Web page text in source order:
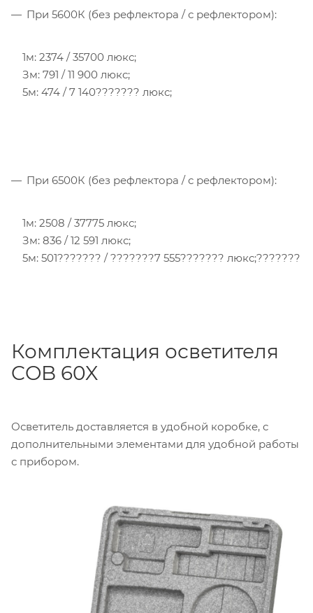
При 5600К (без рефлектора / с рефлектором):
1м: 2374 / 35700 люкс;
Зм: 791 / 11 900 люкс;
5м: 474 / 7 140??????? люкс;
При 6500К (без рефлектора / с рефлектором):
1м: 2508 / 37775 люкс;
Зм: 836 / 12 591 люкс;
5м: 501??????? / ???????7 555??????? люкс;???????
Комплектация осветителя
COB 60X
Осветитель доставляется в удобной коробке, с
дополнительными элементами для удобной работы
с прибором.